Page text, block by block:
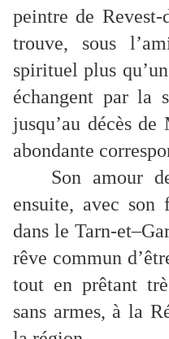
peintre de
trouve, sous
spirituel plus
échangent par
jusqu’au décès
abondante
Son amour
ensuite, avec son
dans le Tarn-
rêve commun
tout en prêtant
sans armes, à la